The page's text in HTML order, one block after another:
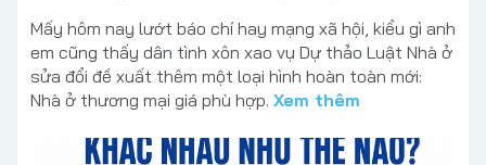
Mấy hôm nay lướt báo chí hay mạng xã hội, kiểu gì anh
em cũng thấy dân tình xôn xao vụ Dự thảo Luật Nhà ở
sửa đổi đề xuất thêm một loại hình hoàn toàn mới:
Nhà ở thương mại giá phù hợp. Xem thêm